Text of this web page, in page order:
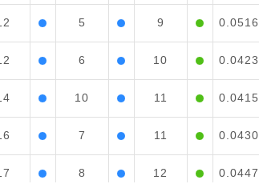
5 9 0.0516
6 10 0.0423
10 11 0.0415
7 11 0.0430
8 12 0.0447